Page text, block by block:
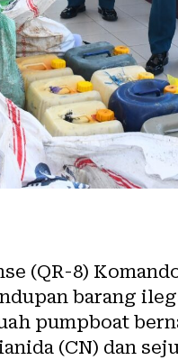
(QR-8)
barang
pumpboat
(CN) dan